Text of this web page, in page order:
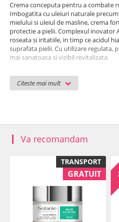
Citeste mai mult
Crema conceputa pentru a combate
Imbogatita cu uleiuri naturale
mielului si uleiul de masline, crema
protectie a pielii. Complexul inovator
roseata si iritatiile, in timp ce acidul
suprafata pielii. Cu utilizare regulata,
mai sanatoasa si vizibil revitalizata.
Substante active:acid hialuronic cu
complex fitoactiv anti-roseata,
- contribuie la echilibrarea tenului
Mod de utilizare:Aplicati dimineata
: Aqua (Water), Oleyl
(Shea) Butter, Sorbitol, Cetearyl
Stearate, Isoamyl P-
Oil, Butylene Glycol, Cetearyl Alcohol,
Glyceryl Stearate, Panthenol,
Extract, Ammonium Glycyrrhizate,
Va recomandam
TRANSPORT
GRATUIT